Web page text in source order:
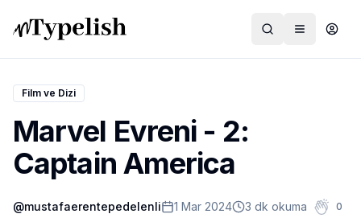
Dünya
Film ve Dizi
Kültür ve Sanat
Film ve Dizi
Marvel Evreni - 2:
Captain America
@mustafaerentepedelenli 1 Mar 2024 3 dk okuma 0